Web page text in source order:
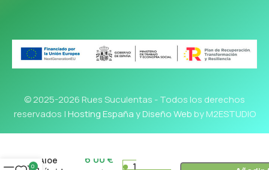
© 2025-2026 Rues Suculentas - Todos los derechos
reservados |Hosting España y Diseño Webby M2ESTUDIO
Aloe
6'00€
1
0